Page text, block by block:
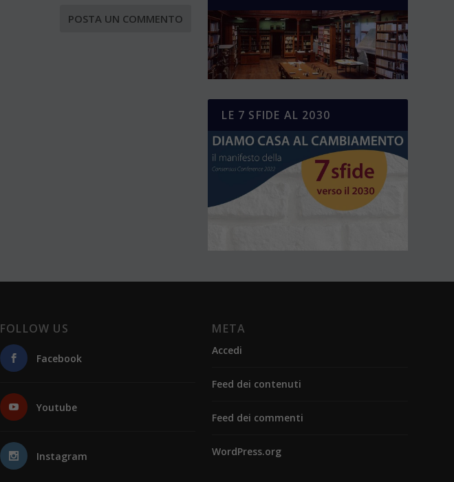
LE 7 SFIDE AL 2030
FOLLOW US
Facebook
Youtube
Instagram
META
Accedi
Feed dei contenuti
Feed dei commenti
WordPress.org